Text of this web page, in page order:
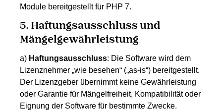
Module bereitgestellt für PHP 7.
5. Haftungsausschluss und
Mängelgewährleistung
a) Haftungsausschluss: Die Software wird dem
Lizenznehmer „wie besehen“ („as-is“) bereitgestellt.
Der Lizenzgeber übernimmt keine Gewährleistung
oder Garantie für Mängelfreiheit, Kompatibilität oder
Eignung der Software für bestimmte Zwecke.